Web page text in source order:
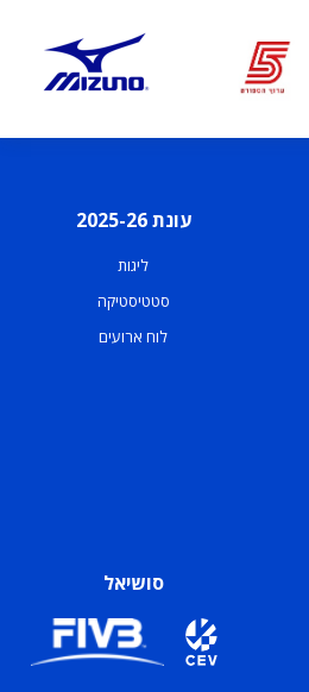
עונת 2025-26
ליגות
סטטיסטיקה
לוח ארועים
סושיאל